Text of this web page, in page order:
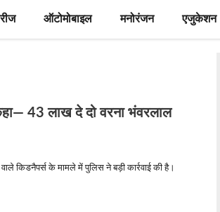
ऑटोमोबाइल मनोरंजन एजुकेशन
43 लाख दे दो वरना भंवरलाल
किडनैपर्स के मामले में पुलिस ने बड़ी कार्रवाई की है।